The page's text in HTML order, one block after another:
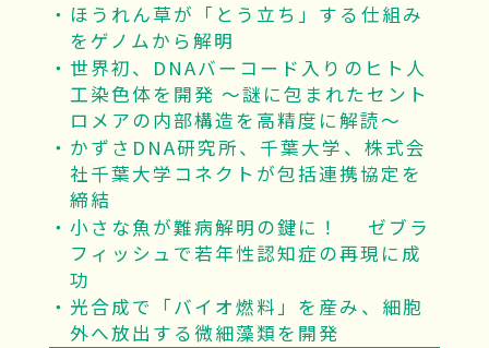
ほうれん草が「とう立ち」する仕組み
をゲノムから解明
世界初、DNAバーコード入りのヒト人
工染色体を開発 ～謎に包まれたセント
ロメアの内部構造を高精度に解読～
かずさDNA研究所、千葉大学、株式会
社千葉大学コネクトが包括連携協定を
締結
小さな魚が難病解明の鍵に！ ゼブラ
フィッシュで若年性認知症の再現に成
功
光合成で「バイオ燃料」を産み、細胞
外へ放出する微細藻類を開発